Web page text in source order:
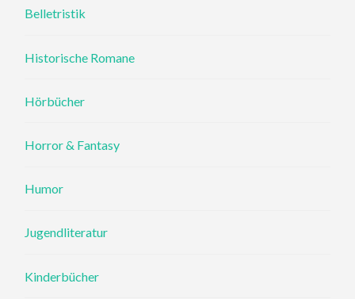
Belletristik
Historische Romane
Hörbücher
Horror & Fantasy
Humor
Jugendliteratur
Kinderbücher